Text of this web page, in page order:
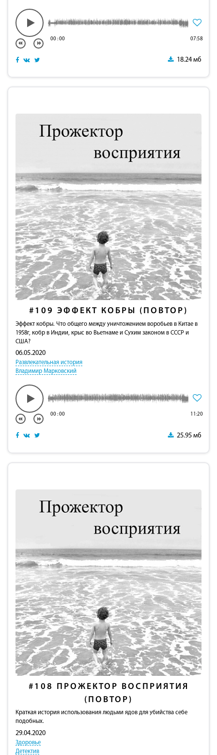
00:00 07:58
18.24 мб
#109 ЭФФЕКТ КОБРЫ (ПОВТОР)
Эффект кобры. Что общего между уничтожением воробьев в Китае в
1958г, кобр в Индии, крыс во Вьетнаме и Сухим законом в СССР и
США?
06.05.2020
Развлекательная история
Владимир Марковский
00:00 11:20
25.95 мб
#108
ПРОЖЕКТОР ВОСПРИЯТИЯ
(ПОВТОР)
Краткая история использования людьми ядов для убийства себе
подобных.
29.04.2020
Здоровье
Детектив